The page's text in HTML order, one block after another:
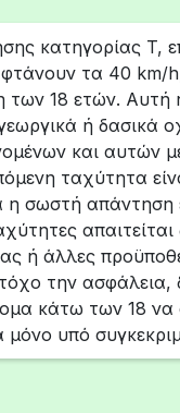
κατηγορίας T,
τα 40 km/
18 ετών. Αυτή
ή δασικά
και αυτών
ταχύτητα
σωστή απάντηση
απαιτείται
ή άλλες
την ασφάλεια,
κάτω των 18 να
υπό